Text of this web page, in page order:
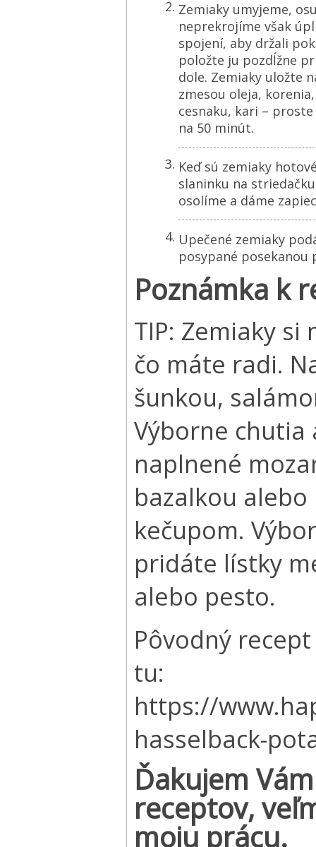
Zemiaky umyjeme,
neprekrojíme však
spojení, aby držali
položte ju pozdĺžne
dole. Zemiaky uložte
zmesou oleja,
cesnaku, kari –
na 50 minút.
Keď sú zemiaky
slaninku na
osolíme a dáme
Upečené zemiaky
posypané posekanou
Poznámka k
TIP: Zemiaky
čo máte radi.
šunkou,
Výborne chutia
naplnené
bazalkou
kečupom.
pridáte lístky
alebo pesto.
Pôvodný
tu:
https://
hasselback-
Ďakujem
receptov,
moju prácu.